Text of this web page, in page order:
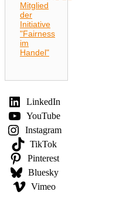
Mitglied
der
Initiative
"Fairness
im
Handel"
LinkedIn
YouTube
Instagram
TikTok
Pinterest
Bluesky
Vimeo